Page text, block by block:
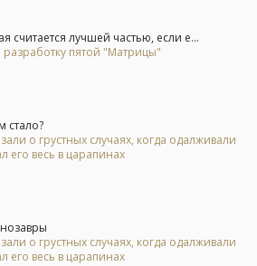
считается лучшей частью, если е...
пятой "Матрицы"
стало?
о грустных случаях, когда одалживали
его весь в царапинах
о грустных случаях, когда одалживали
его весь в царапинах